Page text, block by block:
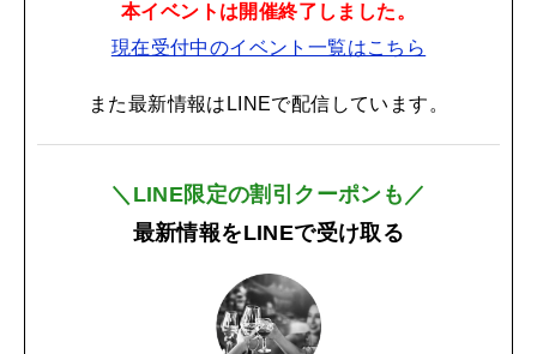
本イベントは開催終了しました。
現在受付中のイベント一覧はこちら
また最新情報はLINEで配信しています。
＼LINE限定の割引クーポンも／
最新情報をLINEで受け取る